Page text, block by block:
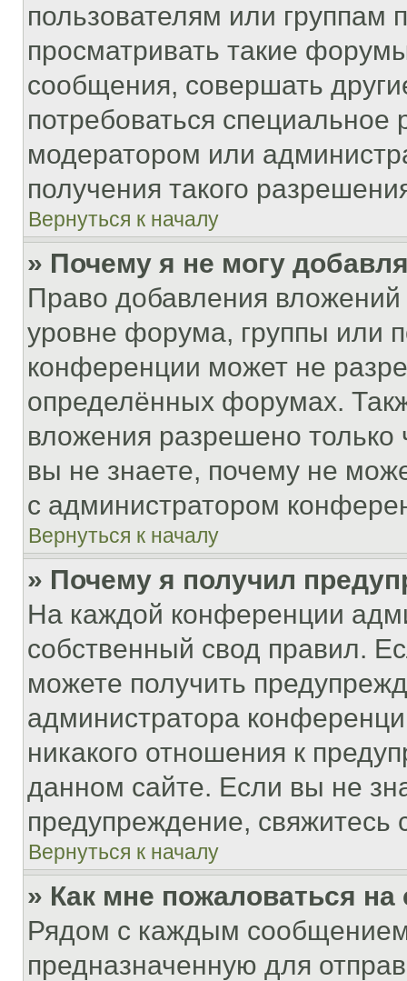
пользователям или группам
просматривать такие
сообщения, совершать
потребоваться
модератором или
получения такого
Вернуться к началу
» Почему я не могу
Право добавления
уровне форума, группы или
конференции может не
определённых форумах.
вложения разрешено
вы не знаете, почему не
с администратором
Вернуться к началу
» Почему я получил
На каждой конференции
собственный свод правил.
можете получить
администратора
никакого отношения к
данном сайте. Если вы не
предупреждение,
Вернуться к началу
» Как мне пожаловаться
Рядом с каждым сообщением
предназначенную для